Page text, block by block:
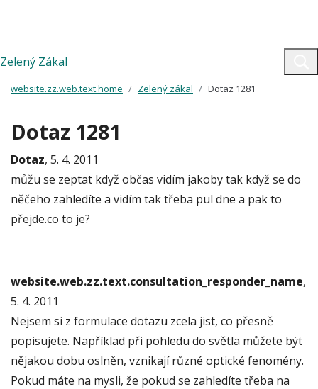
Zelený Zákal
website.zz.web.text.home Zelený zákal Dotaz 1281
Dotaz 1281
Dotaz, 5. 4. 2011
můžu se zeptat když občas vidím jakoby tak když se do
něčeho zahledíte a vidím tak třeba pul dne a pak to
přejde.co to je?
website.web.zz.text.consultation_responder_name,
5. 4. 2011
Nejsem si z formulace dotazu zcela jist, co přesně
popisujete. Například při pohledu do světla můžete být
nějakou dobu oslněn, vznikají různé optické fenomény.
Pokud máte na mysli, že pokud se zahledíte třeba na